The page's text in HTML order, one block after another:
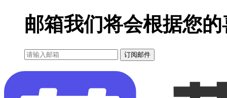
邮箱我们将会根据您
订阅邮件